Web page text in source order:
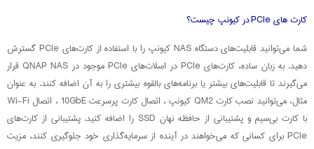
کارت های PCIe در کیونپ چیست؟
شما می‌توانید قابلیت‌های‌ دستگاه NAS کیونپ را با استفاده از کارت‌های PCIe گسترش
دهید. به زبان ساده، کارت‌های PCIe در اسلات‌های PCIe موجود در QNAP NAS قرار
می‌گیرند تا قابلیت‌های بیشتر یا برنامه‌های بالقوه بیشتری را به آن اضافه کنند. به عنوان
مثال، می‌توانید نصب کارت QM2 کیونپ ، اتصال کارت پرسرعت 10GbE ، اتصال Wi-Fi
با کارت بی‌سیم و پشتیبانی از حافظه نهان SSD را اضافه کنید. پشتیبانی از کارت‌های
PCIe برای کسانی که می‌خواهند در آینده از سرمایه‌گذاری خود جلوگیری کنند، مزیت